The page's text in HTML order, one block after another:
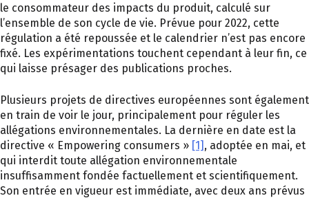
le consommateur des impacts du produit, calculé sur
l’ensemble de son cycle de vie. Prévue pour 2022, cette
régulation a été repoussée et le calendrier n’est pas encore
fixé. Les expérimentations touchent cependant à leur fin, ce
qui laisse présager des publications proches.
Plusieurs projets de directives européennes sont également
en train de voir le jour, principalement pour réguler les
allégations environnementales. La dernière en date est la
directive « Empowering consumers » [1] , adoptée en mai, et
qui interdit toute allégation environnementale
insuffisamment fondée factuellement et scientifiquement.
Son entrée en vigueur est immédiate, avec deux ans prévus